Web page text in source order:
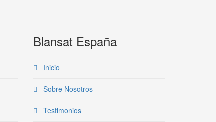
Blansat España
Inicio
Sobre Nosotros
Testimonios